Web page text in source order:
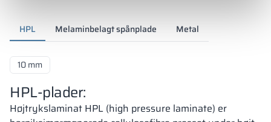
HPL Melaminbelagt spånplade Metal
10 mm
HPL-plader:
Højtrykslaminat HPL (high pressure laminate) er